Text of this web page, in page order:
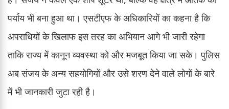
पर्याय भी बना हुआ था। एसटीएफ के अधिकारियों का कहना है कि
अपराधियों के खिलाफ इस तरह का अभियान आगे भी जारी रहेगा
ताकि राज्य में कानून व्यवस्था को और मजबूत किया जा सके। पुलिस
अब संजय के अन्य सहयोगियों और उसे शरण देने वाले लोगों के बारे
में भी जानकारी जुटा रही है।